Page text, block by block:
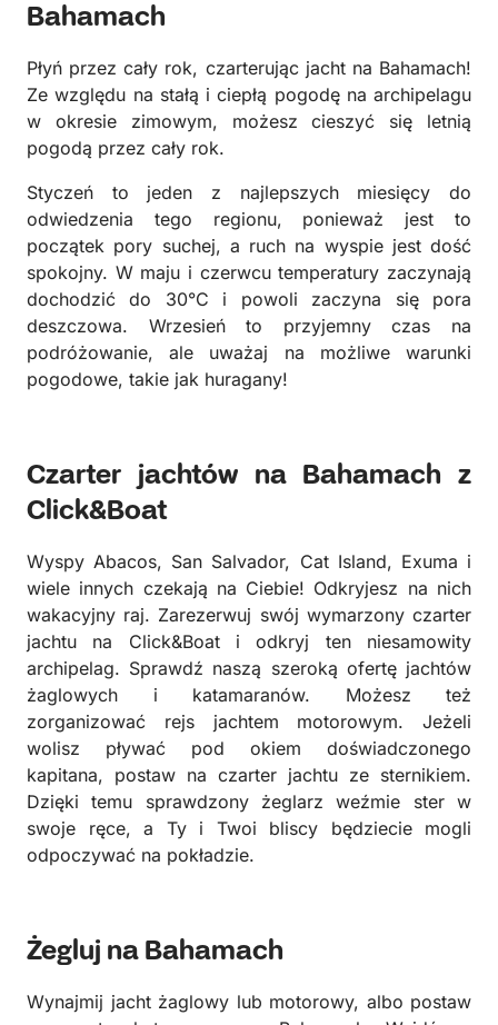
Bahamach
Płyń przez cały rok, czarterując jacht na Bahamach!
Ze względu na stałą i ciepłą pogodę na archipelagu
w okresie zimowym, możesz cieszyć się letnią
pogodą przez cały rok.
Styczeń to jeden z najlepszych miesięcy do
odwiedzenia tego regionu, ponieważ jest to
początek pory suchej, a ruch na wyspie jest dość
spokojny. W maju i czerwcu temperatury zaczynają
dochodzić do 30°C i powoli zaczyna się pora
deszczowa. Wrzesień to przyjemny czas na
podróżowanie, ale uważaj na możliwe warunki
pogodowe, takie jak huragany!
Czarter jachtów na Bahamach z
Click&Boat
Wyspy Abacos, San Salvador, Cat Island, Exuma i
wiele innych czekają na Ciebie! Odkryjesz na nich
wakacyjny raj. Zarezerwuj swój wymarzony czarter
jachtu na Click&Boat i odkryj ten niesamowity
archipelag. Sprawdź naszą szeroką ofertę jachtów
żaglowych i katamaranów. Możesz też
zorganizować rejs jachtem motorowym. Jeżeli
wolisz pływać pod okiem doświadczonego
kapitana, postaw na czarter jachtu ze sternikiem.
Dzięki temu sprawdzony żeglarz weźmie ster w
swoje ręce, a Ty i Twoi bliscy będziecie mogli
odpoczywać na pokładzie.
Żegluj na Bahamach
Wynajmij jacht żaglowy lub motorowy, albo postaw